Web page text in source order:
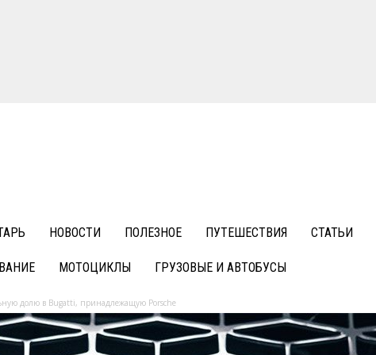
НОВОСТИ ПОЛЕЗНОЕ ПУТЕШЕСТВИЯ СТАТЬИ
МОТОЦИКЛЫ ГРУЗОВЫЕ И АВТОБУСЫ
долю в Bugatti, принадлежащую Porsche